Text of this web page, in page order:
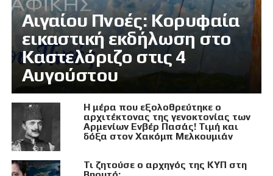
Αιγαίου Πνοές: Κορυφαία
εικαστική εκδήλωση στο
Καστελόριζο στις 4
Αυγούστου
Η μέρα που εξολοθρεύτηκε ο
αρχιτέκτονας της γενοκτονίας των
Αρμενίων Ενβέρ Πασάς! Τιμή και
δόξα στον Χακόμπ Μελκουμιάν
Τι ζητούσε ο αρχηγός της ΚΥΠ στη